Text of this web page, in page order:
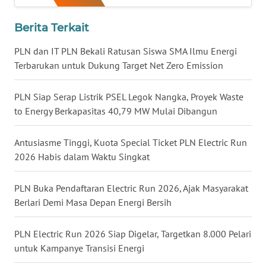
Berita Terkait
PLN dan IT PLN Bekali Ratusan Siswa SMA Ilmu Energi
Terbarukan untuk Dukung Target Net Zero Emission
PLN Siap Serap Listrik PSEL Legok Nangka, Proyek Waste
to Energy Berkapasitas 40,79 MW Mulai Dibangun
Antusiasme Tinggi, Kuota Special Ticket PLN Electric Run
2026 Habis dalam Waktu Singkat
PLN Buka Pendaftaran Electric Run 2026, Ajak Masyarakat
Berlari Demi Masa Depan Energi Bersih
PLN Electric Run 2026 Siap Digelar, Targetkan 8.000 Pelari
untuk Kampanye Transisi Energi
WN
WN
SULSEL
WN
GORONTALO
WN
SULUT
WN
MALUKU
WN